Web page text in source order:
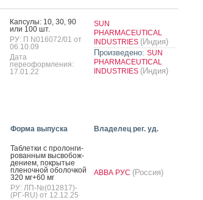
Кап­су­лы: 10, 30, 90
или 100 шт.
РУ: П N016072/01 от
06.10.09
Дата
переоформления:
17.01.22
SUN
PHARMACEUTICAL
INDUSTRIES (Индия)
Произведено: SUN
PHARMACEUTICAL
INDUSTRIES (Индия)
Форма выпуска Владелец рег. уд.
Таб­летки с про­лон­ги­
рован­ным выс­во­бож­
де­ни­ем, пок­ры­тые
пле­ноч­ной обо­лоч­кой
320 мг+60 мг
РУ: ЛП-№(012817)-
(РГ-RU) от 12.12.25
АВВА РУС (Россия)